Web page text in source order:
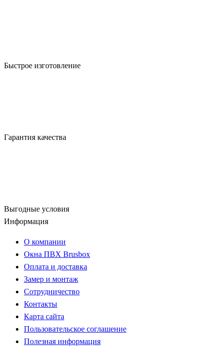
Быстрое изготовление
Гарантия качества
Выгодные условия
Информация
О компании
Окна ПВХ Brusbox
Оплата и доставка
Замер и монтаж
Сотрудничество
Контакты
Карта сайта
Пользовательское соглашение
Полезная информация